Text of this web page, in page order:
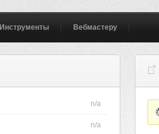
Инструменты Вебмастеру
n/a
n/a